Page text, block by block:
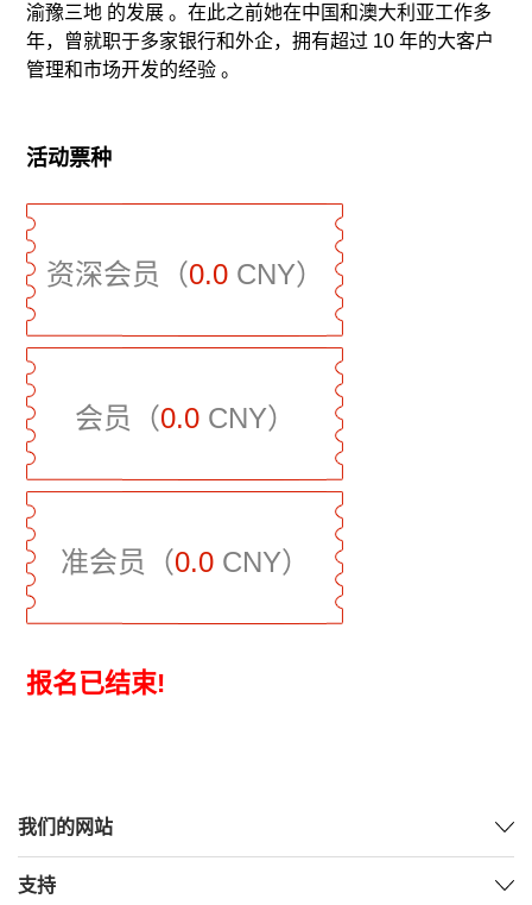
渝豫三地 的发展 。在此之前她在中国和澳大利亚工作多
年，曾就职于多家银行和外企，拥有超过 10 年的大客户
管理和市场开发的经验 。
活动票种
资深会员（0.0CNY）
会员（0.0CNY）
准会员（0.0CNY）
报名已结束!
我们的网站
支持